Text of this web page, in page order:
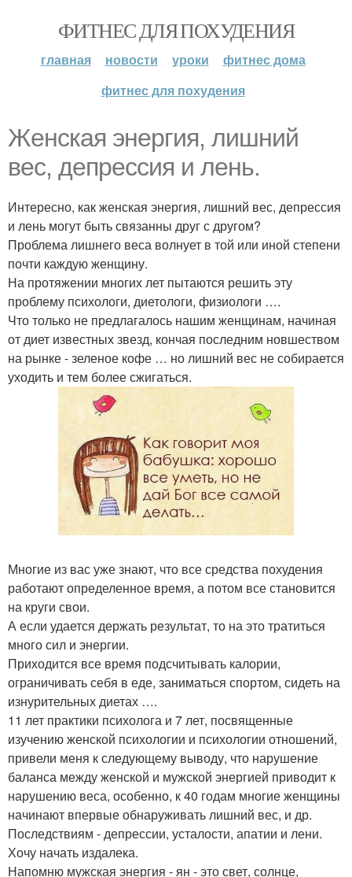
ФИТНЕС ДЛЯ ПОХУДЕНИЯ
главная новости уроки
фитнес дома
фитнес для похудения
Женская энергия, лишний
вес, депрессия и лень.
Интересно, как женская энергия, лишний вес, депрессия
и лень могут быть связанны друг с другом?
Проблема лишнего веса волнует в той или иной степени
почти каждую женщину.
На протяжении многих лет пытаются решить эту
проблему психологи, диетологи, физиологи ….
Что только не предлагалось нашим женщинам, начиная
от диет известных звезд, кончая последним новшеством
на рынке - зеленое кофе … но лишний вес не собирается
уходить и тем более сжигаться.
Многие из вас уже знают, что все средства похудения
работают определенное время, а потом все становится
на круги свои.
А если удается держать результат, то на это тратиться
много сил и энергии.
Приходится все время подсчитывать калории,
ограничивать себя в еде, заниматься спортом, сидеть на
изнурительных диетах ….
11 лет практики психолога и 7 лет, посвященные
изучению женской психологии и психологии отношений,
привели меня к следующему выводу, что нарушение
баланса между женской и мужской энергией приводит к
нарушению веса, особенно, к 40 годам многие женщины
начинают впервые обнаруживать лишний вес, и др.
Последствиям - депрессии, усталости, апатии и лени.
Хочу начать издалека.
Напомню мужская энергия - ян - это свет, солнце,